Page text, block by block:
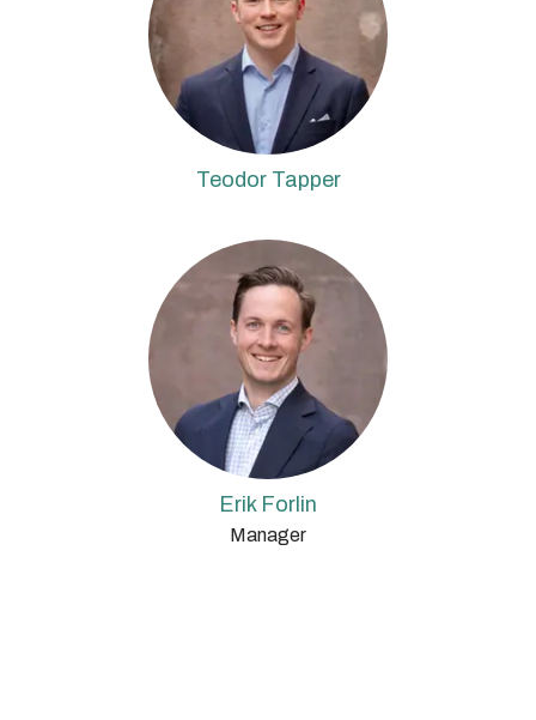
Teodor Tapper
Erik Forlin
Manager